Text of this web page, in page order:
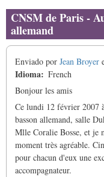
enlaces
de
ayuda
la
navegación
CNSM de Paris -
allemand
Enviado por Jean Broyer
Idioma
French
Bonjour les amis
Ce lundi 12 février 2007
basson allemand, salle
Mlle Coralie Bosse, et je
moment très agréable.
pour chacun d'eux une
accompagnateur.